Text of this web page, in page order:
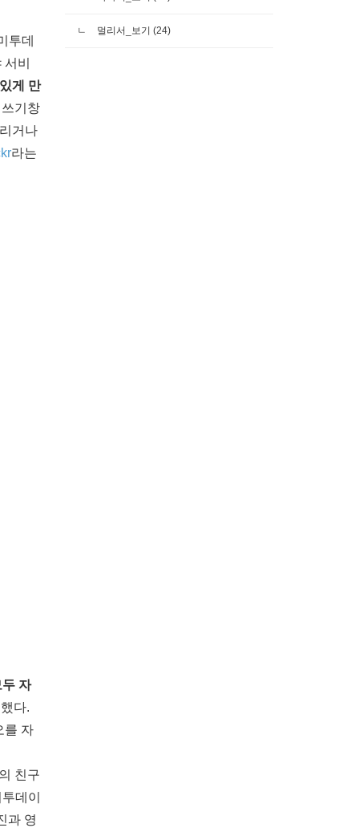
투데
비
게 만
기창
거나
라는
자
했다.
를 자
친구
데이
과 영
멀리서_보기 (24)